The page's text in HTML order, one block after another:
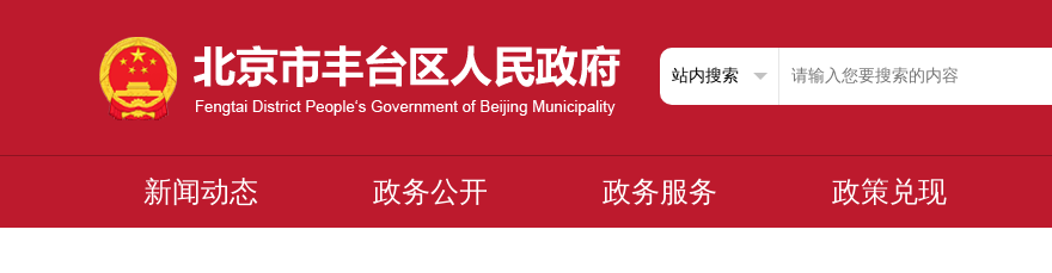
新闻动态 政务公开 政务服务 政策兑现